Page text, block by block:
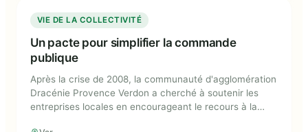
Un pacte pour simplifier la commande
publique
VIE DE LA COLLECTIVITÉ
Un pacte pour simplifier la commande
publique
Après la crise de 2008, la communauté d'agglomération
Dracénie Provence Verdon a cherché à soutenir les
entreprises locales en encourageant le recours à la